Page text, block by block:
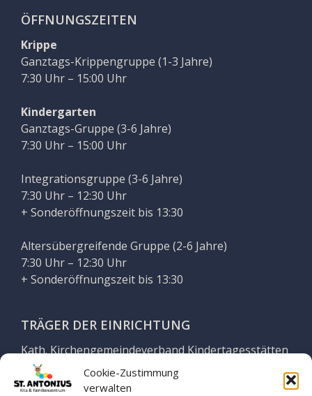
Cookie-Zustimmung
verwalten
ÖFFNUNGSZEITEN
Krippe
Ganztags-Krippengruppe (1-3 Jahre)
7:30 Uhr – 15:00 Uhr
Kindergarten
Ganztags-Gruppe (3-6 Jahre)
7:30 Uhr – 15:00 Uhr
Integrationsgruppe (3-6 Jahre)
7:30 Uhr – 12:30 Uhr
+ Sonderöffnungszeit bis 13:30
Altersübergreifende Gruppe (2-6 Jahre)
7:30 Uhr – 12:30 Uhr
+ Sonderöffnungszeit bis 13:30
TRÄGER DER EINRICHTUNG
Kath. Kirchengemeindeverband Kindertagesstätten
Georgsmarienhütte